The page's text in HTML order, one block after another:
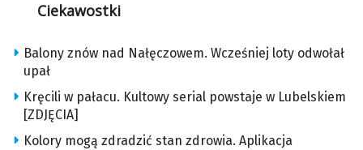
Ciekawostki
Balony znów nad Nałęczowem. Wcześniej loty odwołał
upał
Kręcili w pałacu. Kultowy serial powstaje w Lubelskiem
[ZDJĘCIA]
Kolory mogą zdradzić stan zdrowia. Aplikacja